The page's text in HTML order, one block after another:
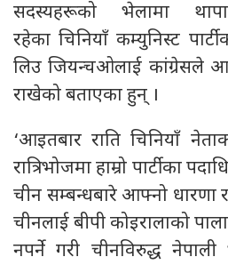
सदस्यहरूको भेलामा
रहेका चिनियाँ कम्युनिस्ट
लिउ जियन्चओलाई कांग्रेसले
राखेको बताएका हुन् ।
‘आइतबार राति चिनियाँ
रात्रिभोजमा हाम्रो पार्टीका
चीन सम्बन्धबारे आफ्नो धारणा
चीनलाई बीपी कोइरालाको
नपर्ने गरी चीनविरुद्ध